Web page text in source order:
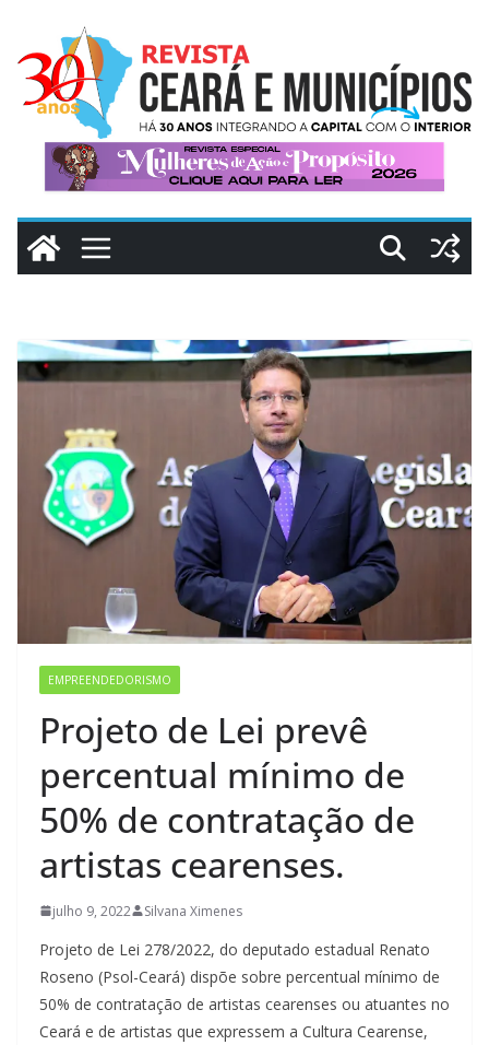
conteúdo
EMPREENDEDORISMO
Projeto de Lei prevê
percentual mínimo de
50% de contratação de
artistas cearenses.
julho 9, 2022 Silvana Ximenes
Projeto de Lei 278/2022, do deputado estadual Renato
Roseno (Psol-Ceará) dispõe sobre percentual mínimo de
50% de contratação de artistas cearenses ou atuantes no
Ceará e de artistas que expressem a Cultura Cearense,